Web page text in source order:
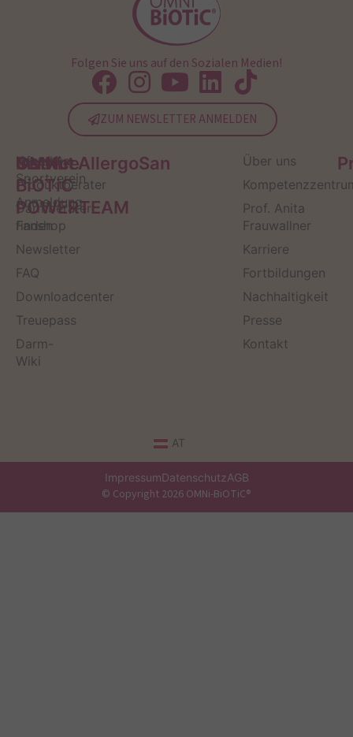
Folgen Sie uns auf den Sozialen Medien!
ZUM NEWSLETTER ANMELDEN
Service
Kontakt
Produktberater
Darmberater
finden
Newsletter
FAQ
Downloadcenter
Treuepass
Darm-
Wiki
OMNi-
BiOTiC
POWERTEAM
Infos zum
Sportverein
Anmeldung
Fanshop
Institut AllergoSan
Über uns
Prof. Anita
Frauwallner
Karriere
Fortbildungen
Nachhaltigkeit
Presse
Kontakt
AT
ImpressumDatenschutzAGB
© Copyright 2026 OMNi-BiOTiC®